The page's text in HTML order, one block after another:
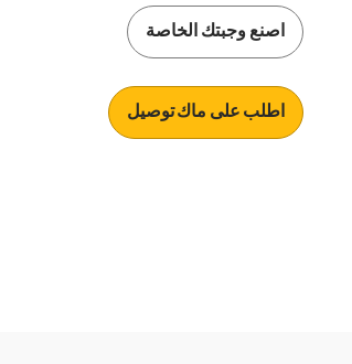
اصنع وجبتك الخاصة
اطلب على ماك توصيل